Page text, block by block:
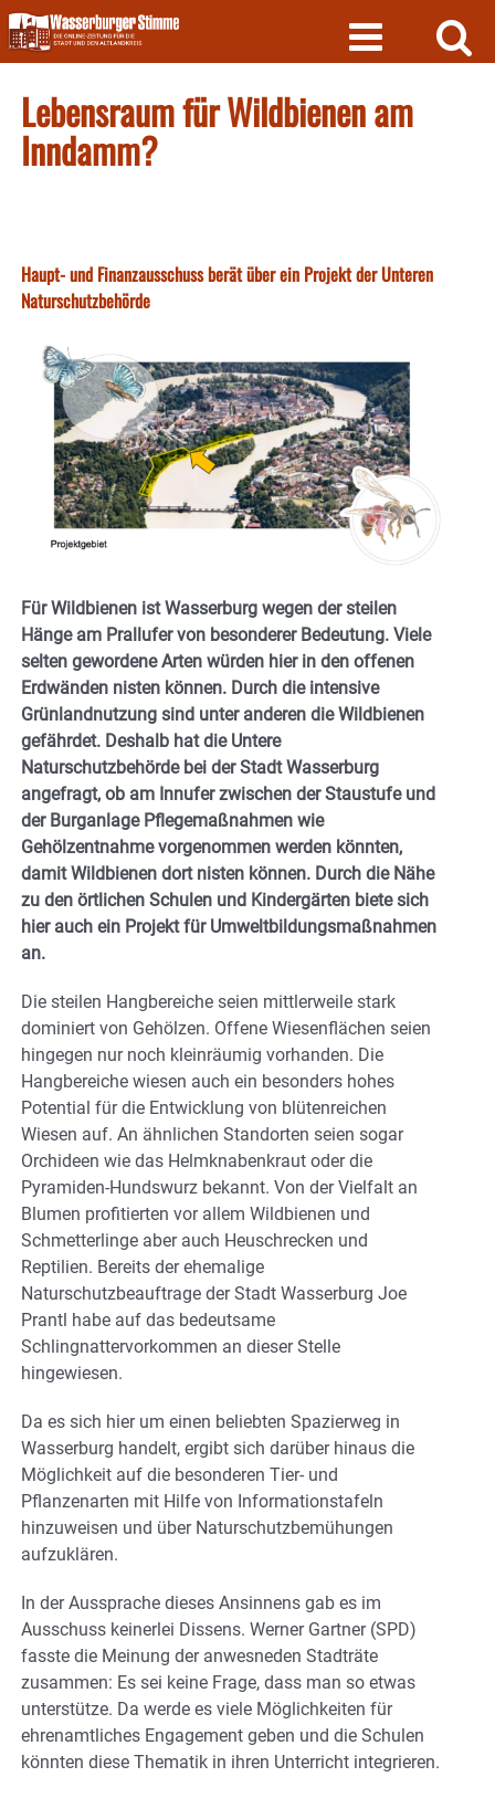
Skip
to
content
Lebensraum für Wildbienen am
Inndamm?
Haupt- und Finanzausschuss berät über ein Projekt der Unteren
Naturschutzbehörde
Für Wildbienen ist Wasserburg wegen der steilen
Hänge am Prallufer von besonderer Bedeutung. Viele
selten gewordene Arten würden hier in den offenen
Erdwänden nisten können. Durch die intensive
Grünlandnutzung sind unter anderen die Wildbienen
gefährdet. Deshalb hat die Untere
Naturschutzbehörde bei der Stadt Wasserburg
angefragt, ob am Innufer zwischen der Staustufe und
der Burganlage Pflegemaßnahmen wie
Gehölzentnahme vorgenommen werden könnten,
damit Wildbienen dort nisten können. Durch die Nähe
zu den örtlichen Schulen und Kindergärten biete sich
hier auch ein Projekt für Umweltbildungsmaßnahmen
an.
Die steilen Hangbereiche seien mittlerweile stark
dominiert von Gehölzen. Offene Wiesenflächen seien
hingegen nur noch kleinräumig vorhanden. Die
Hangbereiche wiesen auch ein besonders hohes
Potential für die Entwicklung von blütenreichen
Wiesen auf. An ähnlichen Standorten seien sogar
Orchideen wie das Helmknabenkraut oder die
Pyramiden-Hundswurz bekannt. Von der Vielfalt an
Blumen profitierten vor allem Wildbienen und
Schmetterlinge aber auch Heuschrecken und
Reptilien. Bereits der ehemalige
Naturschutzbeauftrage der Stadt Wasserburg Joe
Prantl habe auf das bedeutsame
Schlingnattervorkommen an dieser Stelle
hingewiesen.
Da es sich hier um einen beliebten Spazierweg in
Wasserburg handelt, ergibt sich darüber hinaus die
Möglichkeit auf die besonderen Tier- und
Pflanzenarten mit Hilfe von Informationstafeln
hinzuweisen und über Naturschutzbemühungen
aufzuklären.
In der Aussprache dieses Ansinnens gab es im
Ausschuss keinerlei Dissens. Werner Gartner (SPD)
fasste die Meinung der anwesneden Stadträte
zusammen: Es sei keine Frage, dass man so etwas
unterstütze. Da werde es viele Möglichkeiten für
ehrenamtliches Engagement geben und die Schulen
könnten diese Thematik in ihren Unterricht integrieren.